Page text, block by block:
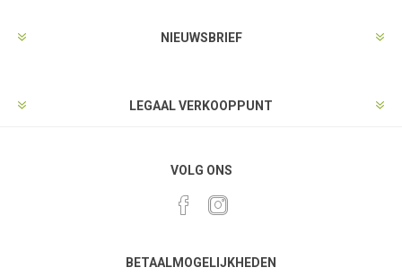
NIEUWSBRIEF
LEGAAL VERKOOPPUNT
VOLG ONS
BETAALMOGELIJKHEDEN